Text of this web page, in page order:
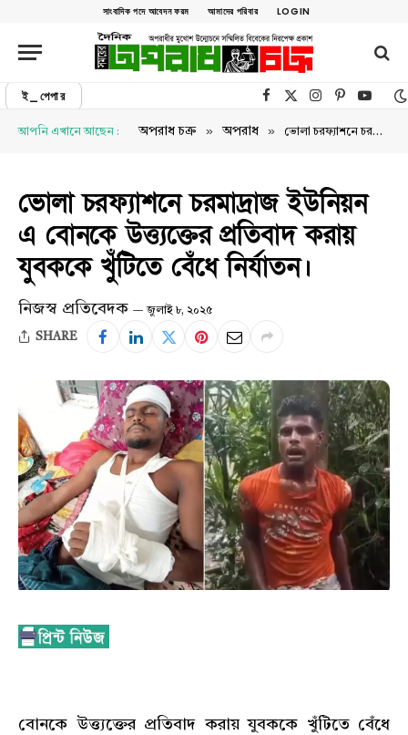
সাংবাদিক পদে আবেদন ফরম আমাদের পরিবার LOGIN
ই_পেপার Facebook
X (Twitter)Instagram
Pinterest
আপনি এখানে আছেন : অপরাধ চক্র » অপরাধ » ভোলা চরফ্যাশনে চরমাদ্রাজ ইউনিয়ন এ বোনকে উত্ত্যক্তের প্রতিবাদ করায় যুবককে খুঁটিতে বেঁধে নির্যাতন।
ভোলা চরফ্যাশনে চরমাদ্রাজ ইউনিয়ন
এ বোনকে উত্ত্যক্তের প্রতিবাদ করায়
যুবককে খুঁটিতে বেঁধে নির্যাতন।
নিজস্ব প্রতিবেদক জুলাই ৮, ২০২৫
SHARE
বোনকে উত্ত্যক্তের প্রতিবাদ করায় যুবককে খুঁটিতে বেঁধে